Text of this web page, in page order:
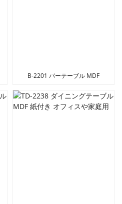
B-2201 バーテーブル MDF